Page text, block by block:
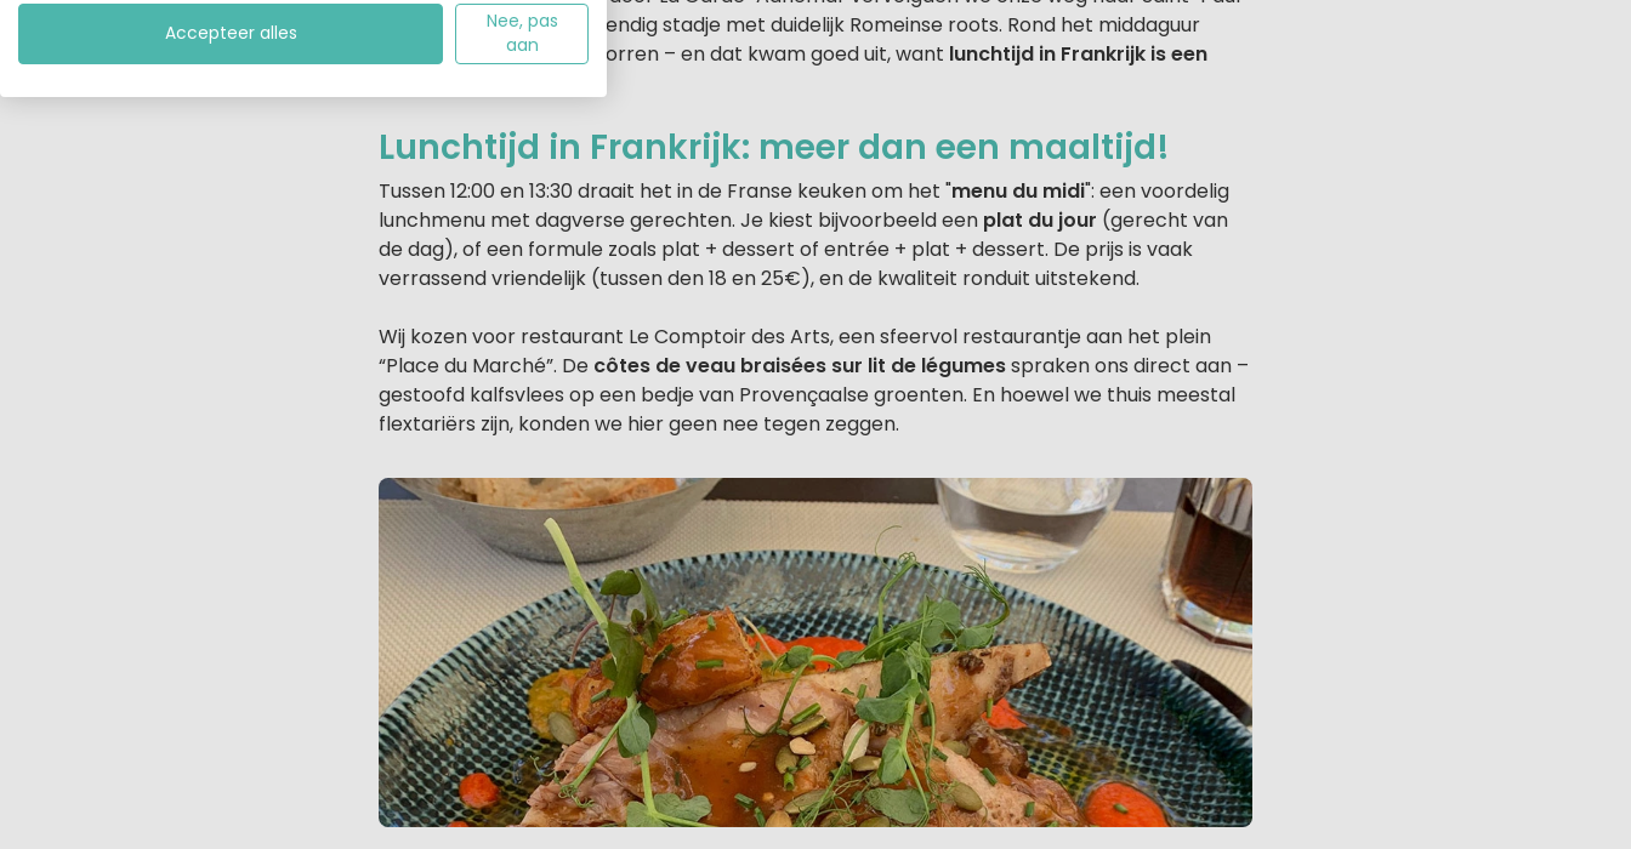
Trois-Châteaux, een levendig stadje met duidelijk Romeinse roots. Rond het middaguur
begon onze maag te knorren – en dat kwam goed uit, want lunchtijd in Frankrijk is een
Lunchtijd in Frankrijk: meer dan een maaltijd!
Tussen 12:00 en 13:30 draait het in de Franse keuken om het "menu du midi": een voordelig
lunchmenu met dagverse gerechten. Je kiest bijvoorbeeld een plat du jour (gerecht van
de dag), of een formule zoals plat + dessert of entrée + plat + dessert. De prijs is vaak
verrassend vriendelijk (tussen den 18 en 25€), en de kwaliteit ronduit uitstekend.
Wij kozen voor restaurant Le Comptoir des Arts, een sfeervol restaurantje aan het plein
“Place du Marché”. De côtes de veau braisées sur lit de légumesspraken ons direct aan –
gestoofd kalfsvlees op een bedje van Provençaalse groenten. En hoewel we thuis meestal
flextariërs zijn, konden we hier geen nee tegen zeggen.
Accepteer alles
Nee, pas
aan